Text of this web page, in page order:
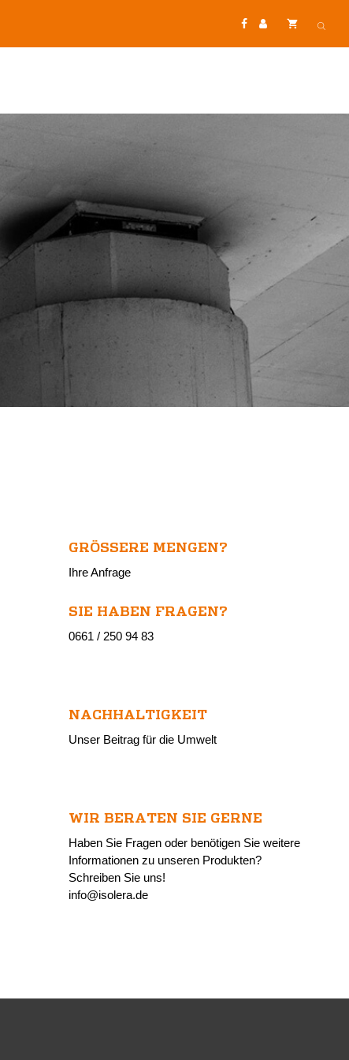
GRÖSSERE MENGEN?
Ihre Anfrage
SIE HABEN FRAGEN?
0661 / 250 94 83
NACHHALTIGKEIT
Unser Beitrag für die Umwelt
WIR BERATEN SIE GERNE
Haben Sie Fragen oder benötigen Sie weitere
Informationen zu unseren Produkten?
Schreiben Sie uns!
info@isolera.de